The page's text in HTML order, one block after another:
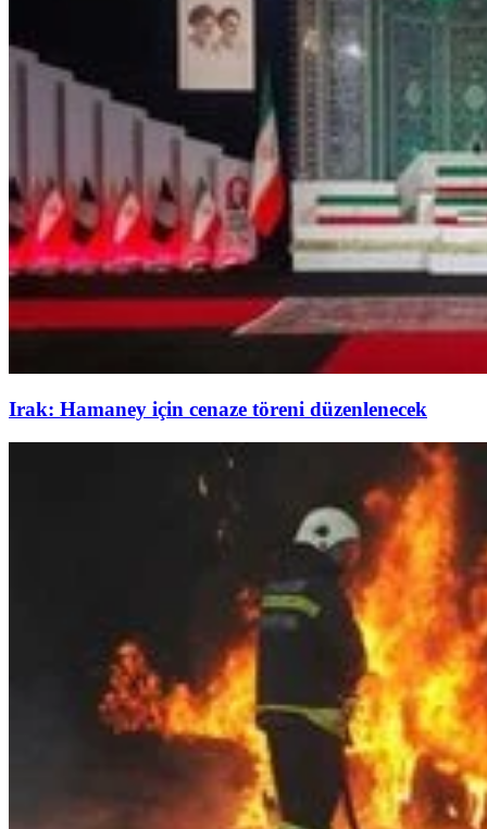
Irak: Hamaney için cenaze töreni düzenlenecek